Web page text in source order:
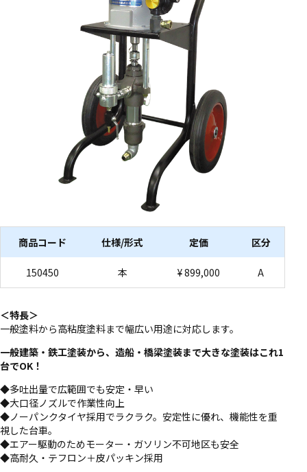
商品コード 仕様/形式 定価 区分
150450 本 ¥ 899,000 A
＜特長＞
一般塗料から高粘度塗料まで幅広い用途に対応します。
一般建築・鉄工塗装から、造船・橋梁塗装まで大きな塗装はこれ1
台でOK！
◆多吐出量で広範囲でも安定・早い
◆大口径ノズルで作業性向上
◆ノーパンクタイヤ採用でラクラク。安定性に優れ、機能性を重
視した台車。
◆エアー駆動のためモーター・ガソリン不可地区も安全
◆高耐久・テフロン＋皮パッキン採用